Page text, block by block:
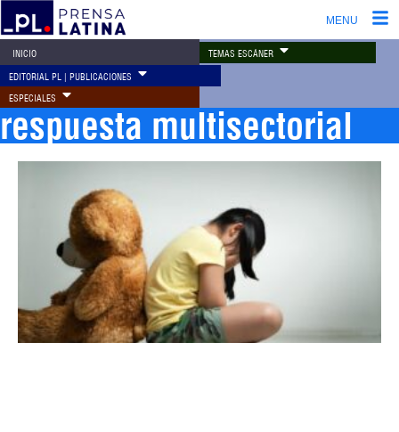
MENU
INICIO TEMAS ESCÁNER
EDITORIAL PL | PUBLICACIONES
ESPECIALES
respuesta multisectorial